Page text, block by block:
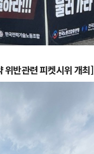
위반관련 피켓시위 개최]